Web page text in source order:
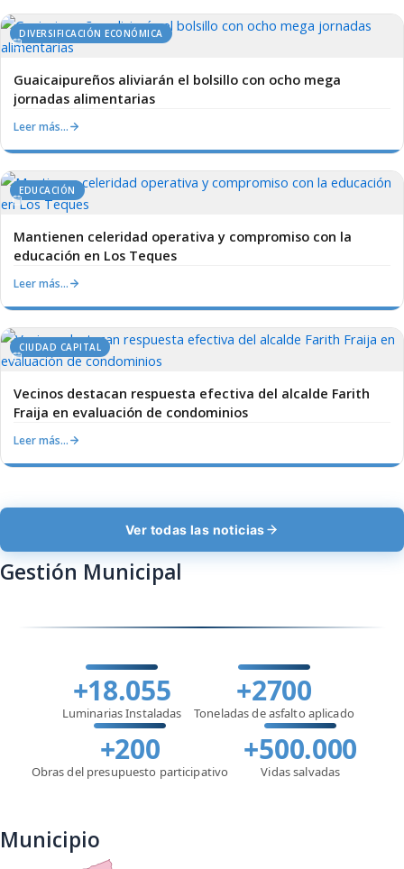
DIVERSIFICACIÓN ECONÓMICA
Guaicaipureños aliviarán el bolsillo con ocho mega
jornadas alimentarias
Leer más…
EDUCACIÓN
Mantienen celeridad operativa y compromiso con la
educación en Los Teques
Leer más…
CIUDAD CAPITAL
Vecinos destacan respuesta efectiva del alcalde Farith
Fraija en evaluación de condominios
Leer más…
Ver todas las noticias
Gestión Municipal
+18.055
Luminarias Instaladas
+2700
Toneladas de asfalto aplicado
+200
Obras del presupuesto participativo
+500.000
Vidas salvadas
Municipio